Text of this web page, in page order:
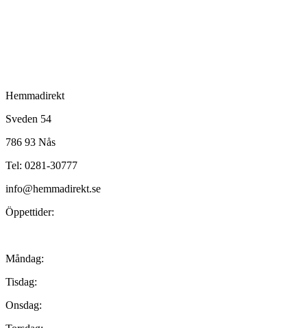
Hemmadirekt
Sveden 54
786 93 Nås
Tel: 0281-30777
info@hemmadirekt.se
Öppettider:
Måndag:
Tisdag:
Onsdag: